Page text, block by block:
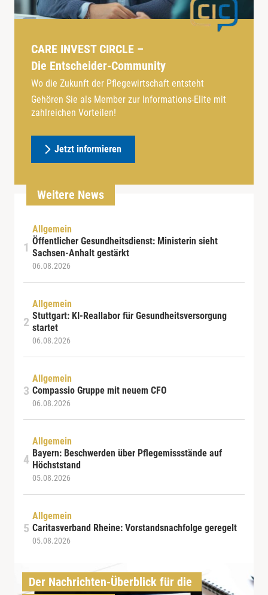
CARE INVEST CIRCLE –
Die Entscheider-Community
Wo die Zukunft der Pflegewirtschaft entsteht
Gehören Sie als Member zur Informations-Elite mit
zahlreichen Vorteilen!
Jetzt informieren
Weitere News
Allgemein
Öffentlicher Gesundheitsdienst: Ministerin sieht
Sachsen-Anhalt gestärkt
06.08.2026
Allgemein
Stuttgart: KI-Reallabor für Gesundheitsversorgung
startet
06.08.2026
Allgemein
Compassio Gruppe mit neuem CFO
06.08.2026
Allgemein
Bayern: Beschwerden über Pflegemissstände auf
Höchststand
05.08.2026
Allgemein
Caritasverband Rheine: Vorstandsnachfolge geregelt
05.08.2026
Der Nachrichten-Überblick für die